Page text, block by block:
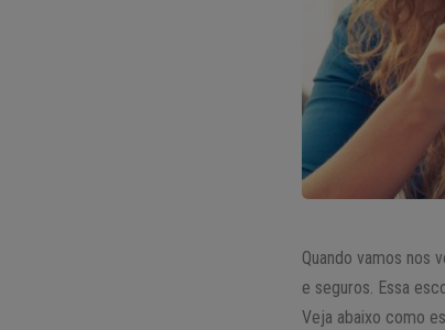
Quando vamos nos
e seguros. Essa
Veja abaixo como